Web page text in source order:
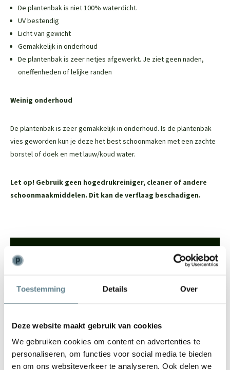
Toestemming Details Over
Deze website maakt gebruik van cookies
We gebruiken cookies om content en advertenties te
personaliseren, om functies voor social media te bieden
en om ons websiteverkeer te analyseren. Ook delen we
De plantenbak is niet 100% waterdicht.
UV bestendig
Licht van gewicht
Gemakkelijk in onderhoud
De plantenbak is zeer netjes afgewerkt. Je ziet geen naden,
oneffenheden of lelijke randen
Weinig onderhoud
De plantenbak is zeer gemakkelijk in onderhoud. Is de plantenbak
vies geworden kun je deze het best schoonmaken met een zachte
borstel of doek en met lauw/koud water.
Let op! Gebruik geen hogedrukreiniger, cleaner of andere
schoonmaakmiddelen. Dit kan de verflaag beschadigen.
team!
Start chat
Mailinfo@polyesterplantenbakken.nl
Whatsapp0344-228104